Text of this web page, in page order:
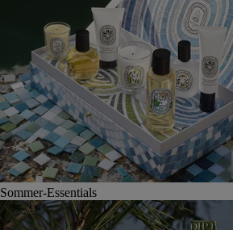
Sommer-Essentials